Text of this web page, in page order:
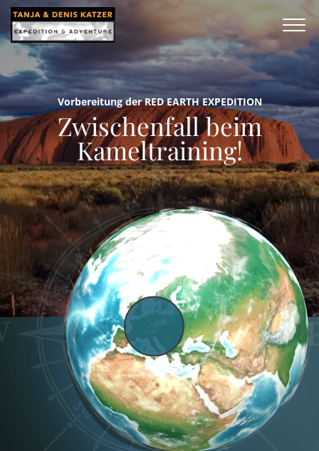
Vorbereitung der RED EARTH EXPEDITION
Zwischenfall beim
Kameltraining!